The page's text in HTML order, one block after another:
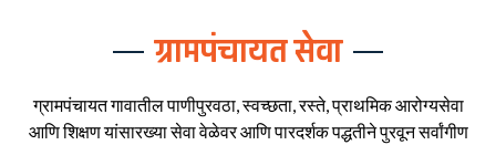
ग्रामपंचायत सेवा
ग्रामपंचायत गावातील पाणीपुरवठा, स्वच्छता, रस्ते, प्राथमिक आरोग्यसेवा
आणि शिक्षण यांसारख्या सेवा वेळेवर आणि पारदर्शक पद्धतीने पुरवून सर्वांगीण